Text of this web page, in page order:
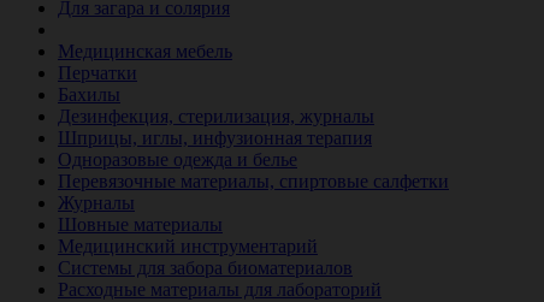
Для загара и солярия
Медицинская мебель
Перчатки
Бахилы
Дезинфекция, стерилизация, журналы
Шприцы, иглы, инфузионная терапия
Одноразовые одежда и белье
Перевязочные материалы, спиртовые салфетки
Журналы
Шовные материалы
Медицинский инструментарий
Системы для забора биоматериалов
Расходные материалы для лабораторий